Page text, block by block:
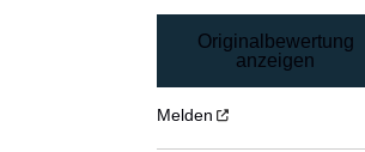
Originalbewertung
anzeigen
Melden